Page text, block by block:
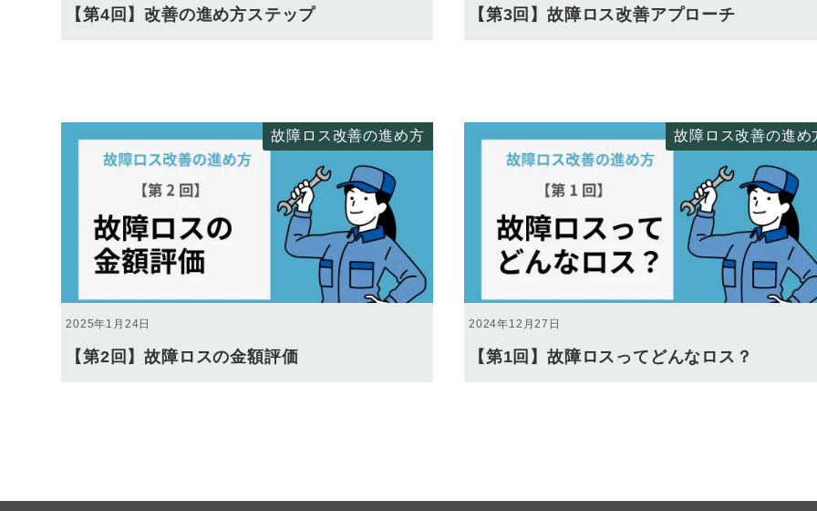
【第4回】改善の進め方ステップ 【第3回】故障ロス改善アプローチ
故障ロス改善の進め方
2025年1月24日
【第2回】故障ロスの金額評価
故障ロス改善の進め
2024年12月27日
【第1回】故障ロスってどんなロス？